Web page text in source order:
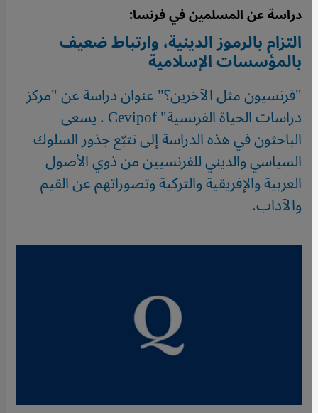
دراسة عن المسلمين في فرنسا:
التزام بالرموز الدينية، وارتباط ضعيف
بالمؤسسات الإسلامية
"فرنسيون مثل الآخرين؟" عنوان دراسة عن "مركز
دراسات الحياة الفرنسية" Cevipof . يسعى
الباحثون في هذه الدراسة إلى تتبّع جذور السلوك
السياسي والديني للفرنسيين من ذوي الأصول
العربية والإفريقية والتركية وتصوراتهم عن القيم
والآداب.